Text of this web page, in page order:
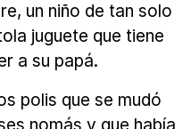
un niño de tan solo
juguete que tiene
a su papá.
polis que se mudó